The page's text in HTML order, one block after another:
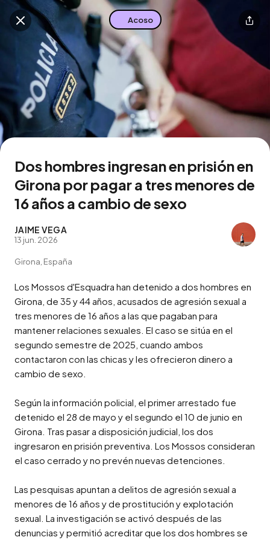
Descarga la app
Buscar en esta zona
Acoso
Dos hombres ingresan en prisión en
Girona por pagar a tres menores de
16 años a cambio de sexo
JAIME VEGA
13 jun. 2026
Girona, España
Los Mossos d'Esquadra han detenido a dos hombres en
Girona, de 35 y 44 años, acusados de agresión sexual a
tres menores de 16 años a las que pagaban para
mantener relaciones sexuales. El caso se sitúa en el
segundo semestre de 2025, cuando ambos
contactaron con las chicas y les ofrecieron dinero a
cambio de sexo.
Según la información policial, el primer arrestado fue
detenido el 28 de mayo y el segundo el 10 de junio en
Girona. Tras pasar a disposición judicial, los dos
ingresaron en prisión preventiva. Los Mossos consideran
el caso cerrado y no prevén nuevas detenciones.
Las pesquisas apuntan a delitos de agresión sexual a
menores de 16 años y de prostitución y explotación
sexual. La investigación se activó después de las
denuncias y permitió acreditar que los dos hombres se